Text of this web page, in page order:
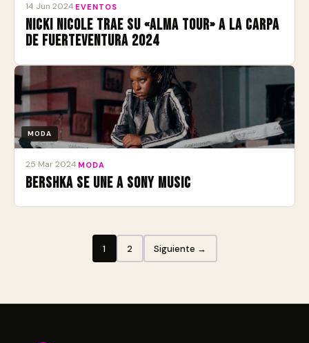
14 Jun 2024 EVENTOS
Nicki Nicole trae su «Alma Tour» a La Carpa
de Fuerteventura 2024
MODA
25 Mar 2024 MODA
BERSHKA se une a Sony Music
1 2 Siguiente →